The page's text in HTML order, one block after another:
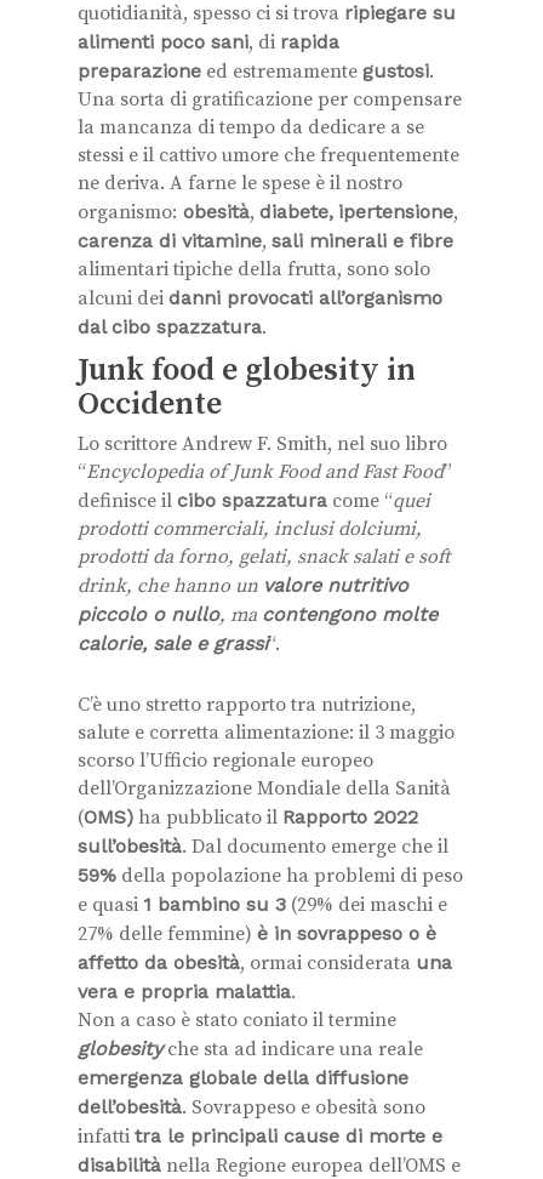
quotidianità, spesso ci si trova ripiegare su
alimenti poco sani, di rapida
preparazione ed estremamente gustosi.
Una sorta di gratificazione per compensare
la mancanza di tempo da dedicare a se
stessi e il cattivo umore che frequentemente
ne deriva. A farne le spese è il nostro
organismo: obesità, diabete, ipertensione,
carenza di vitamine, sali minerali e fibre
alimentari tipiche della frutta, sono solo
alcuni dei danni provocati all’organismo
dal cibo spazzatura.
Junk food e globesity in
Occidente
Lo scrittore Andrew F. Smith, nel suo libro
“Encyclopedia of Junk Food and Fast Food”
definisce il cibo spazzatura come “quei
prodotti commerciali, inclusi dolciumi,
prodotti da forno, gelati, snack salati e soft
drink, che hanno un valore nutritivo
piccolo o nullo, ma contengono molte
calorie, sale e grassi“.
C’è uno stretto rapporto tra nutrizione,
salute e corretta alimentazione: il 3 maggio
scorso l’Ufficio regionale europeo
dell’Organizzazione Mondiale della Sanità
(OMS) ha pubblicato il Rapporto 2022
sull’obesità. Dal documento emerge che il
59% della popolazione ha problemi di peso
e quasi 1 bambino su 3 (29% dei maschi e
27% delle femmine) è in sovrappeso o è
affetto da obesità, ormai considerata una
vera e propria malattia.
Non a caso è stato coniato il termine
globesityche sta ad indicare una reale
emergenza globale della diffusione
dell’obesità. Sovrappeso e obesità sono
infatti tra le principali cause di morte e
disabilità nella Regione europea dell’OMS e